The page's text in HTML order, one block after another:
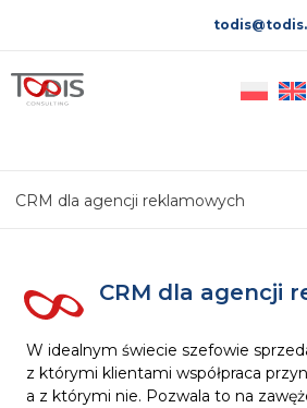
CRM dla agencji reklamowych
CRM dla agencji
W idealnym świecie szefowie
z którymi klientami współpraca
a z którymi nie. Pozwala to na